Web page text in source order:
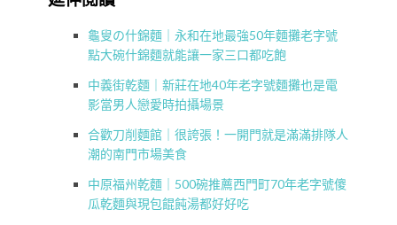
龜叟の什錦麵｜永和在地最強50年麵攤老字號
點大碗什錦麵就能讓一家三口都吃飽
中義街乾麵｜新莊在地40年老字號麵攤也是電
影當男人戀愛時拍攝場景
合歡刀削麵館｜很誇張！一開門就是滿滿排隊人
潮的南門市場美食
中原福州乾麵｜500碗推薦西門町70年老字號傻
瓜乾麵與現包餛飩湯都好好吃